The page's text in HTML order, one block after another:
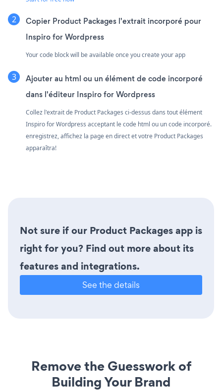
Copier Product Packages l'extrait incorporé pour
Inspiro for Wordpress
Your code block will be available once you create your app
Ajouter au html ou un élément de code incorporé
dans l'éditeur Inspiro for Wordpress
Collez l'extrait de Product Packages ci-dessus dans tout élément
Inspiro for Wordpress acceptant le code html ou un code incorporé.
enregistrez, affichez la page en direct et votre Product Packages
apparaîtra!
Not sure if our Product Packages app is
right for you? Find out more about its
features and integrations.
See the details
Remove the Guesswork of
Building Your Brand